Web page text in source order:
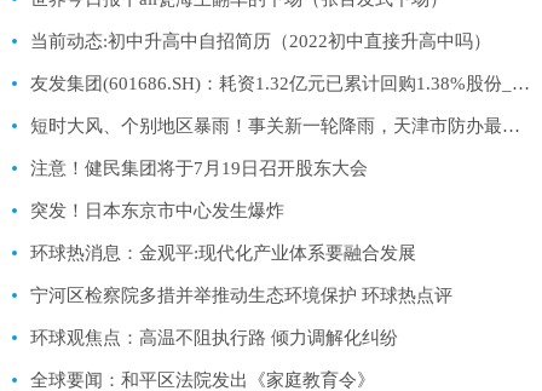
当前动态:初中升高中自招简历（2022初中直接升高中吗）
友发集团(601686.SH)：耗资1.32亿元已累计回购1.38%股份_世界快播报
短时大风、个别地区暴雨！事关新一轮降雨，天津市防办最新提示！
注意！健民集团将于7月19日召开股东大会
突发！日本东京市中心发生爆炸
环球热消息：金观平:现代化产业体系要融合发展
宁河区检察院多措并举推动生态环境保护 环球热点评
环球观焦点：高温不阻执行路 倾力调解化纠纷
全球要闻：和平区法院发出《家庭教育令》